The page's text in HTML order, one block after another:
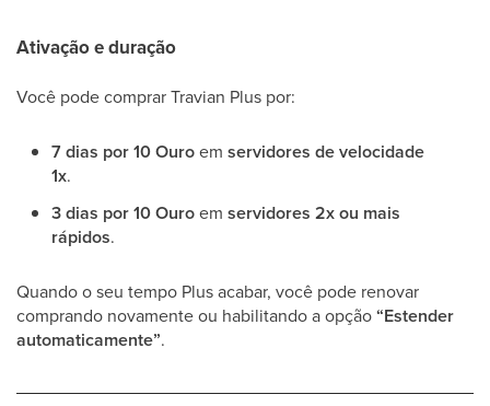
Ativação e duração
Você pode comprar Travian Plus por:
7 dias por 10 Ouroem servidores de velocidade
1x.
3 dias por 10 Ouroem servidores 2x ou mais
rápidos.
Quando o seu tempo Plus acabar, você pode renovar
comprando novamente ou habilitando a opção“Estender
automaticamente”.